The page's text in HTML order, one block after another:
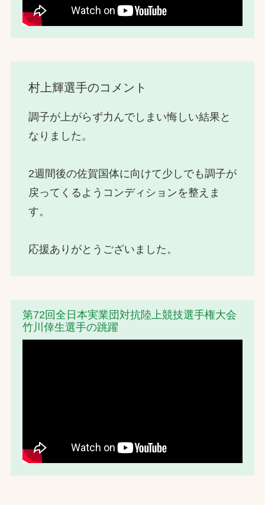
村上輝選手のコメント
調子が上がらず力んでしまい悔しい結果と
なりました。
2週間後の佐賀国体に向けて少しでも調子が
戻ってくるようコンディションを整えま
す。
応援ありがとうございました。
第72回全日本実業団対抗陸上競技選手権大会
竹川倖生選手の跳躍